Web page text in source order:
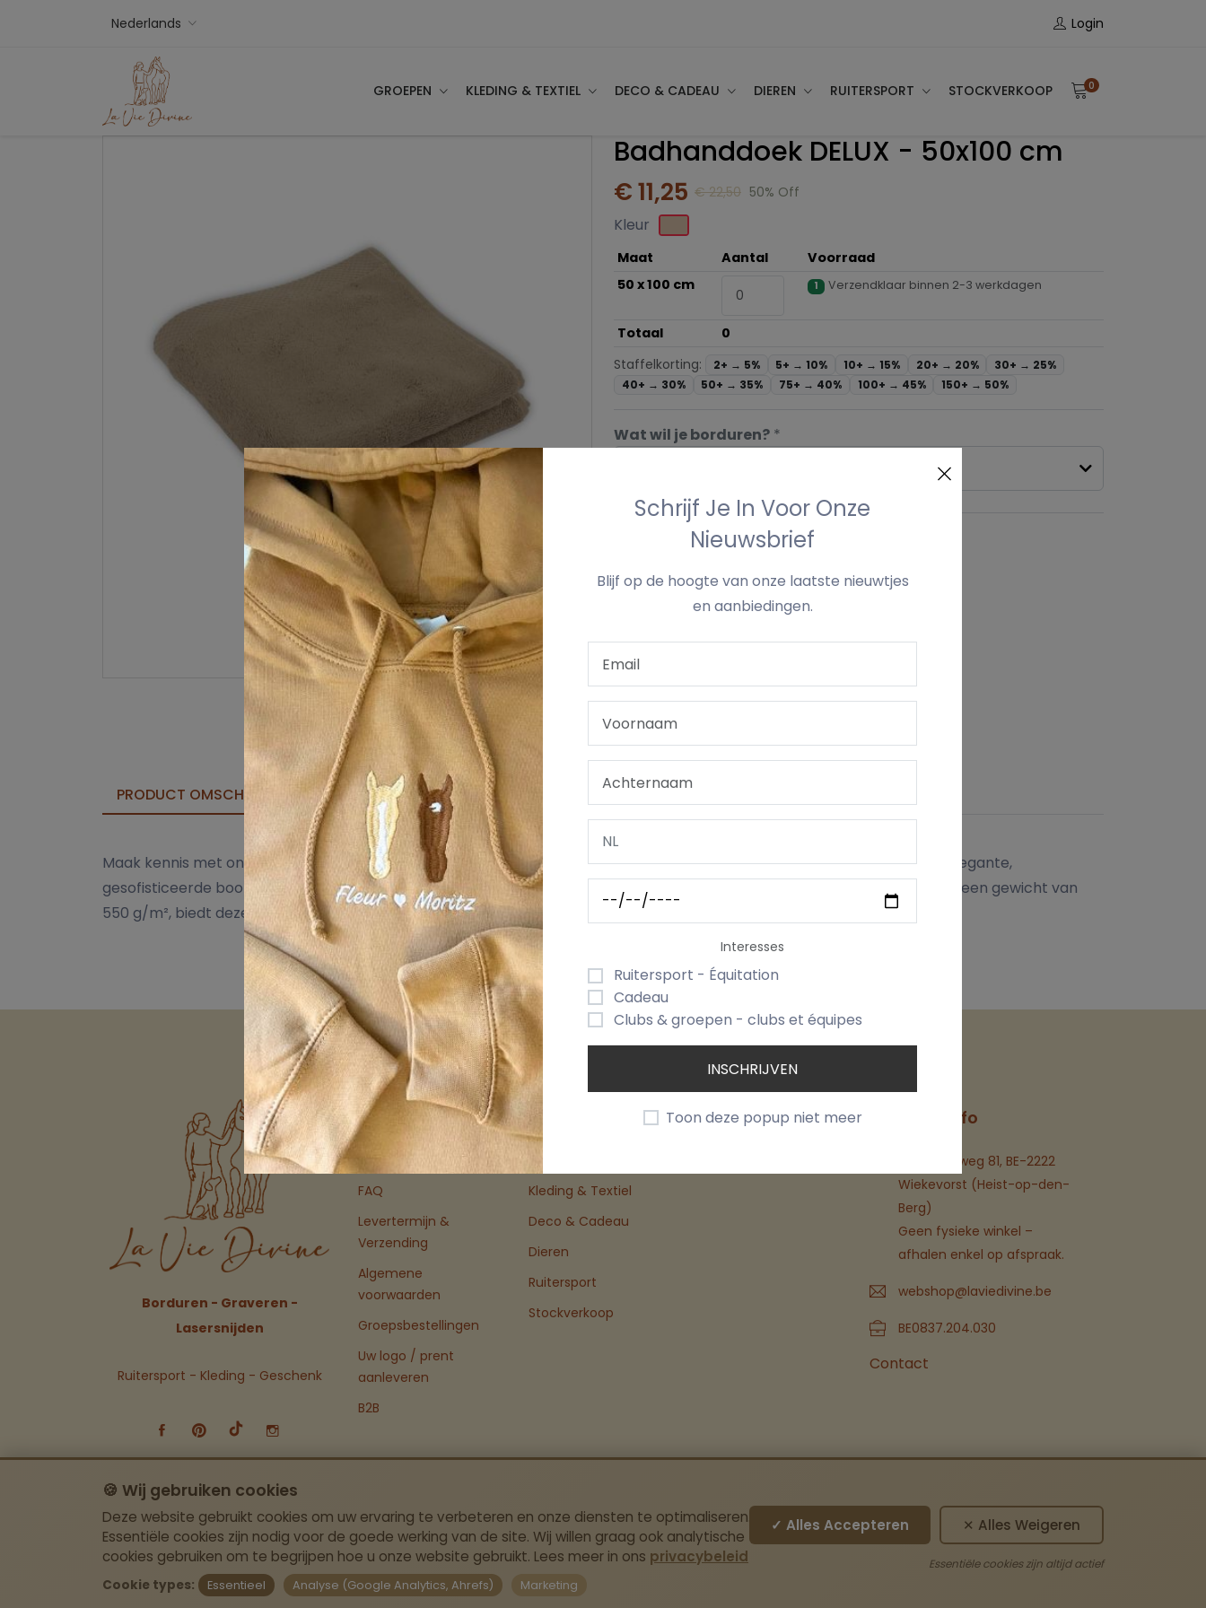
Nederlands Login
GROEPEN KLEDING & TEXTIEL DECO & CADEAU DIEREN RUITERSPORT STOCKVERKOOP 0
Badhanddoek DELUX - 50x100 cm
€ 11,25 € 22,50 50% Off
Kleur
Maat Aantal
Voorraad
50 x 100 cm
1 Verzendklaar binnen 2-3 werkdagen
Totaal
0
Staffelkorting:
2+ → 5% 5+ → 10% 10+ → 15% 20+ → 20% 30+ → 25%
40+ → 30% 50+ → 35% 75+ → 40% 100+ → 45% 150+ → 50%
Wat wil je borduren? *
Voeg Toe Aan Winkelmand
PRODUCT OMSCHRIJVING STAFFELKORTING UW LOGO / EIGEN PRENT LEVERTERMIJN & VERZENDING
Maak kennis met onze DELUX handdoek, een verfijnde toevoeging aan je badkamer. De handdoek is afgewerkt met een elegante,
gesofisticeerde boord, waardoor hij een extra vleugje elegantie toevoegt aan je badkamer. Met zijn luxueuze uitstraling en een gewicht van
550 g/m², biedt deze handdoek de perfecte combinatie van kwaliteit en stijl.
Borduren - Graveren -
Lasersnijden
Ruitersport - Kleding - Geschenk
Links
Over ons
FAQ
Levertermijn &
Verzending
Algemene
voorwaarden
Groepsbestellingen
Uw logo / prent
aanleveren
B2B
Categorie
Kleding & Textiel
Deco & Cadeau
Dieren
Ruitersport
Stockverkoop
Mijn Account Contact Info
Itegemseweg 81, BE-2222
Wiekevorst (Heist-op-den-
Berg)
Geen fysieke winkel –
afhalen enkel op afspraak.
webshop@laviedivine.be
BE0837.204.030
Contact
© 2026 All Rights Reserved by La Vie Divine
🍪 Wij gebruiken cookies
Deze website gebruikt cookies om uw ervaring te verbeteren en onze diensten te optimaliseren.
Essentiële cookies zijn nodig voor de goede werking van de site. Wij willen graag ook analytische
cookies gebruiken om te begrijpen hoe u onze website gebruikt. Lees meer in ons privacybeleid
Cookie types: Essentieel Analyse (Google Analytics, Ahrefs) Marketing
✓ Alles Accepteren ✕ Alles Weigeren
Essentiële cookies zijn altijd actief
Schrijf Je In Voor Onze
Nieuwsbrief
Blijf op de hoogte van onze laatste nieuwtjes
en aanbiedingen.
Interesses
Ruitersport - Équitation
Cadeau
Clubs & groepen - clubs et équipes
INSCHRIJVEN
Toon deze popup niet meer